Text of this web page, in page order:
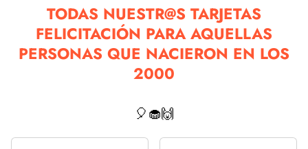
TODAS NUESTR@S TARJETAS
FELICITACIÓN PARA AQUELLAS
PERSONAS QUE NACIERON EN LOS
2000
🎈🧁🙌